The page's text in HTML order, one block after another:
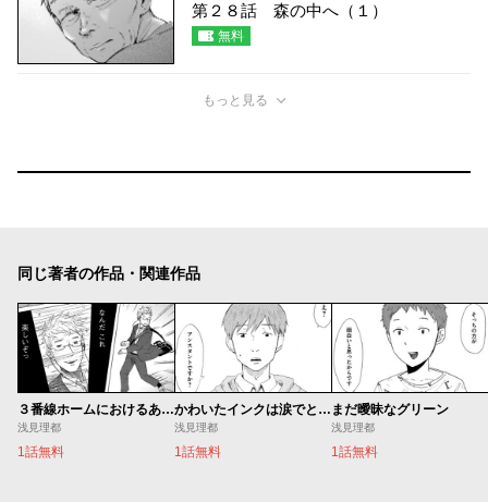
第２８話 森の中へ（１）
無料
もっと見る
同じ著者の作品・関連作品
３番線ホームにおけるあれやこれや
浅見理都
1話無料
かわいたインクは涙でとかせ
浅見理都
1話無料
まだ曖昧なグリーン
浅見理都
1話無料